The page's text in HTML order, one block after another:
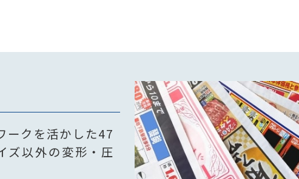
ークを活かした47
ズ以外の変形・圧